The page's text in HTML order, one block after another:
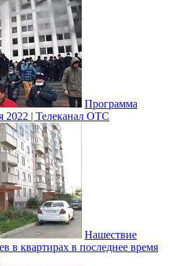
Программа
2022 | Телеканал ОТС
Нашествие
в квартирах в последнее время